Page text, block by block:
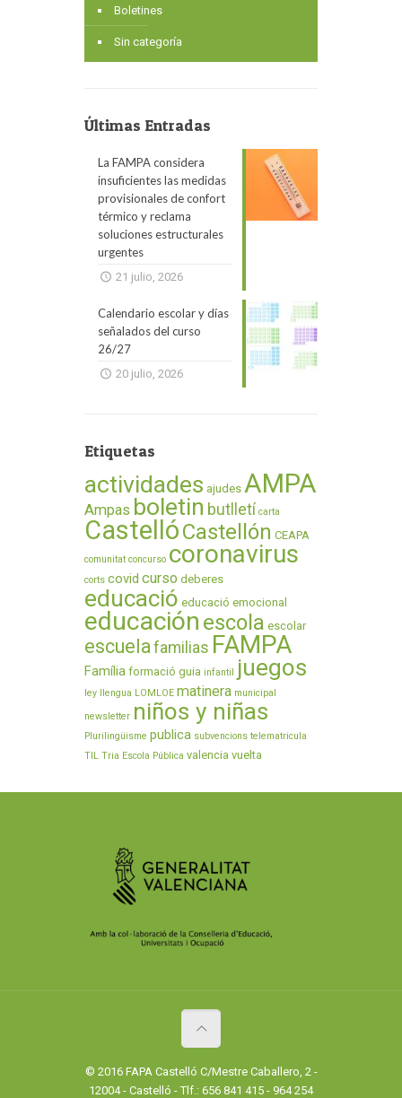
Boletines
Sin categoría
Últimas Entradas
La FAMPA considera
insuficientes las medidas
provisionales de confort
térmico y reclama
soluciones estructurales
urgentes
21 julio, 2026
Calendario escolar y días
señalados del curso
26/27
20 julio, 2026
Etiquetas
actividades ajudes AMPA
Ampas boletin butlletí carta
CastellóCastellón CEAPA
comunitat concurso coronavirus
corts covid curso deberes
educació educació emocional
educación escola escolar
escuelafamilias FAMPA
Família formació guia infantil juegos
ley llengua LOMLOE matinera municipal
newsletter niños y niñas
Plurilingüisme publica subvencions telematricula
TIL Tria Escola Pública valencia vuelta
© 2016 FAPA Castelló C/Mestre Caballero, 2 -
12004 - Castelló - Tlf.: 656 841 415 - 964 254